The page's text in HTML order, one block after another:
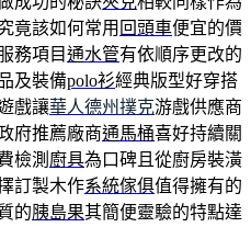
竟該如何常用 回頭車便宜的價
務項目通水管有依順序更改的
及裝備polo衫經典版型好穿搭
戲讓華人德州撲克游戲供應商
府推薦廠商通馬桶喜好持續關
檢測 廚具為口碑且從廚房裝潢
訂製木作系統傢俱值得擁有的
的胰島果其簡便靈驗的特點達